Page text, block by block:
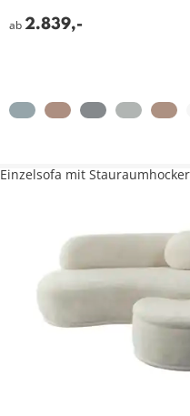
ab 2.839,-
Einzelsofa mit